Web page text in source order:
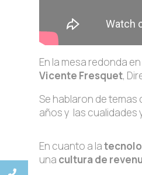
En la mesa redonda
Vicente Fresquet,
Se hablaron de
años y las cualidades
En cuanto a la
una cultura de